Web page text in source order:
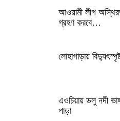
আওয়ামী লীগ
গ্রহণ করবে…
লোহাগাড়ায়
এওচিয়ায় ডলু নদী
পাড়া